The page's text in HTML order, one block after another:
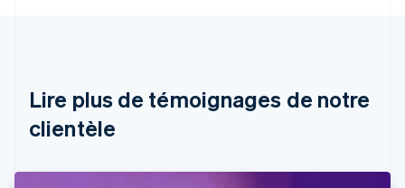
Lire plus de témoignages de notre
clientèle
Brésil
PortuguêsEnglish
Bulgarie